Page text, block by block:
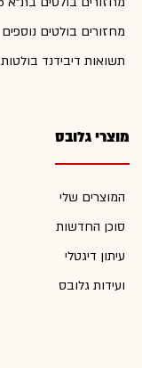
מחזורים בולטים נוספים
תשואות דיבידנד בולטות
מוצרי גלובס
המוצרים שלי
סוכן החדשות
עיתון דיגטלי
ועידות גלובס